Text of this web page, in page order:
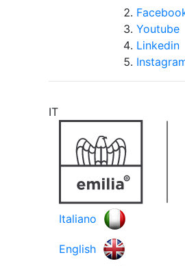
Youtube
Linkedin
IT
Italiano
English